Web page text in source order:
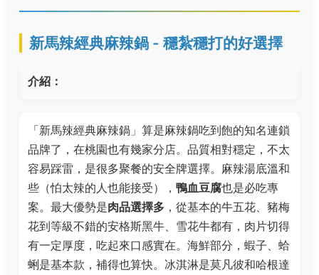
新馬辣經典麻辣鍋 - 穩紮穩打的好選擇
介紹：
「新馬辣經典麻辣鍋」算是麻辣鍋吃到飽的知名連鎖
品牌了，在桃園也有幾家分店。品質相對穩定，不太
容易踩雷，是很多聚餐的安全牌選擇。麻辣湯底溫和
些（怕太辣的人也能接受）， 鴨血豆腐也是必吃專
案。最大優勢是肉品選擇多 ，從基本的牛五花、豬梅
花到等級不錯的安格斯黑牛、雪花牛都有，肉片切得
有一定厚度，吃起來口感實在。海鮮部分，蝦子、蛤
蜊是基本款，補得也算快。冰淇淋是莫凡彼和哈根達